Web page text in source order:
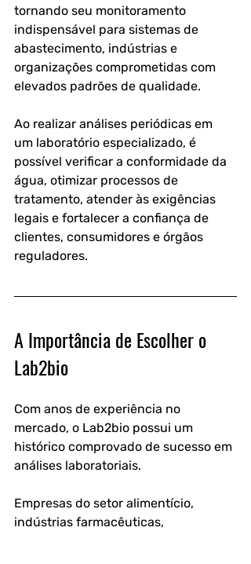
tornando seu monitoramento
indispensável para sistemas de
abastecimento, indústrias e
organizações comprometidas com
elevados padrões de qualidade.
Ao realizar análises periódicas em
um laboratório especializado, é
possível verificar a conformidade da
água, otimizar processos de
tratamento, atender às exigências
legais e fortalecer a confiança de
clientes, consumidores e órgãos
reguladores.
A Importância de Escolher o
Lab2bio
Com anos de experiência no
mercado, o Lab2bio possui um
histórico comprovado de sucesso em
análises laboratoriais.
Empresas do setor alimentício,
indústrias farmacêuticas,